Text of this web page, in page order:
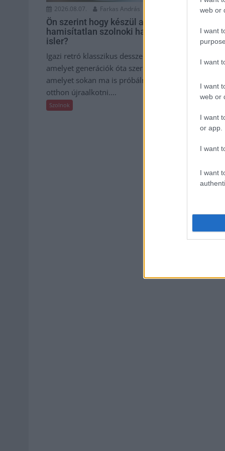
web or
I want
I want
I want
web or
I want
or app.
I want
I want
2026.08.07. Farkas András
Ön szerint hogy készül a
hamisítatlan szolnoki habos
isler?
Igazi retró klasszikus desszert,
amelyet generációk óta szeretnek, és
amelyet sokan ma is próbálnak
otthon újraalkotni....
Szolnok
2026.08.07.
Rövid idő
Szolnok